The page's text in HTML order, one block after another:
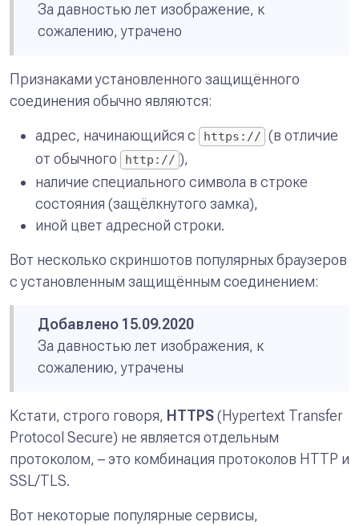
За давностью лет изображение, к
сожалению, утрачено
Признаками установленного защищённого
соединения обычно являются:
адрес, начинающийся с https:// (в отличие
от обычного
http:// ),
наличие специального символа в строке
состояния (защёлкнутого замка),
иной цвет адресной строки.
Вот несколько скриншотов популярных браузеров
с установленным защищённым соединением:
Добавлено 15.09.2020
За давностью лет изображения, к
сожалению, утрачены
Кстати, строго говоря, HTTPS(Hypertext Transfer
Protocol Secure) не является отдельным
протоколом, – это комбинация протоколов HTTP и
SSL/TLS.
Вот некоторые популярные сервисы,